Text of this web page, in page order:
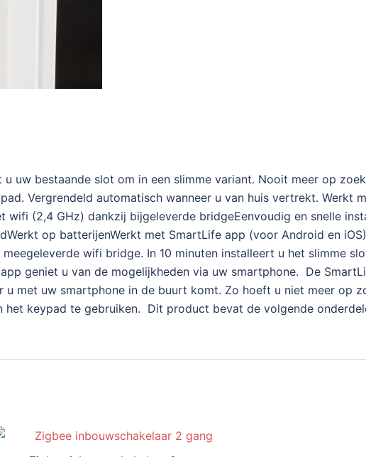
uw bestaande slot om in een slimme variant. Nooit meer op
Vergrendeld automatisch wanneer u van huis vertrekt. Werkt
wifi (2,4 GHz) dankzij bijgeleverde bridgeEenvoudig en snelle
op batterijenWerkt met SmartLife app (voor Android en
wifi bridge. In 10 minuten installeert u het slimme
geniet u van de mogelijkheden via uw smartphone. De
met uw smartphone in de buurt komt. Zo hoeft u niet meer op
keypad te gebruiken. Dit product bevat de volgende